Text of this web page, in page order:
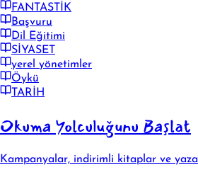
FANTASTİK
Başvuru
Dil Eğitimi
SİYASET
yerel yönetimler
Öykü
TARİH
Okuma Yolculuğunu Başlat
Kampanyalar, indirimli kitaplar ve